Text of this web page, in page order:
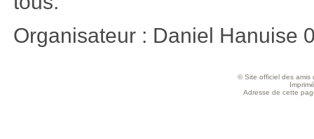
Organisateur : Daniel Hanuise
© Site officiel des amis
Adresse de cette